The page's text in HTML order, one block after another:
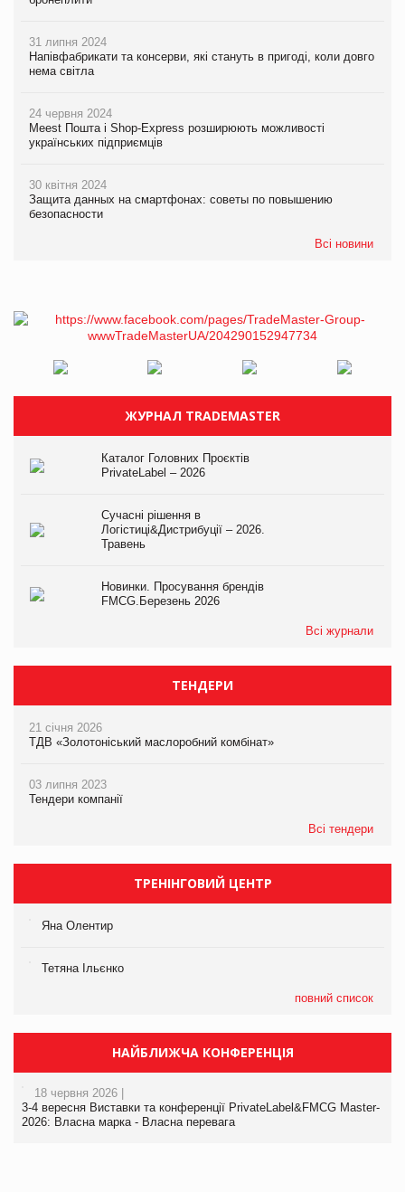
31 липня 2024
Напівфабрикати та консерви, які стануть в пригоді, коли довго
нема світла
24 червня 2024
Meest Пошта і Shop-Express розширюють можливості
українських підприємців
30 квітня 2024
Защита данных на смартфонах: советы по повышению
безопасности
Всі новини
ЖУРНАЛ TRADEMASTER
Каталог Головних Проєктів
PrivateLabel – 2026
Сучасні рішення в
Логістиці&Дистрибуції – 2026.
Травень
Новинки. Просування брендів
FMCG.Березень 2026
Всі журнали
ТЕНДЕРИ
21 січня 2026
ТДВ «Золотоніський маслоробний комбінат»
03 липня 2023
Тендери компанії
Всі тендери
ТРЕНІНГОВИЙ ЦЕНТР
Яна Олентир
Тетяна Ільєнко
повний список
НАЙБЛИЖЧА КОНФЕРЕНЦІЯ
18 червня 2026 |
3-4 вересня Виставки та конференції PrivateLabel&FMCG Master-
2026: Власна марка - Власна перевага